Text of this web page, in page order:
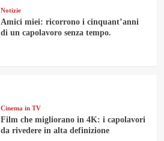
Notizie
Amici miei: ricorrono i cinquant’anni
di un capolavoro senza tempo.
Cinema in TV
Film che migliorano in 4K: i capolavori
da rivedere in alta definizione